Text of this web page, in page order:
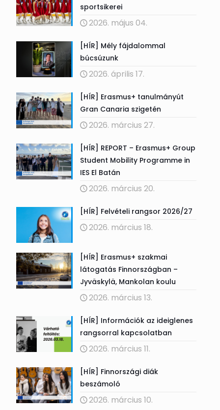
sportsikerei
2026. május 04.
[HÍR] Mély fájdalommal
búcsúzunk
2026. április 17.
[HÍR] Erasmus+ tanulmányút
Gran Canaria szigetén
2026. március 27.
[HÍR] REPORT – Erasmus+ Group
Student Mobility Programme in
IES El Batán
2026. március 20.
[HÍR] Felvételi rangsor 2026/27
2026. március 18.
[HÍR] Erasmus+ szakmai
látogatás Finnországban –
Jyväskylä, Mankolan koulu
2026. március 13.
[HÍR] Információk az ideiglenes
rangsorral kapcsolatban
2026. március 11.
[HÍR] Finnországi diák
beszámoló
2026. március 10.